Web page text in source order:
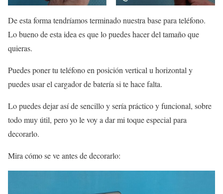
De esta forma tendríamos terminado nuestra base para teléfono.
Lo bueno de esta idea es que lo puedes hacer del tamaño que
quieras.
Puedes poner tu teléfono en posición vertical u horizontal y
puedes usar el cargador de batería si te hace falta.
Lo puedes dejar así de sencillo y sería práctico y funcional, sobre
todo muy útil, pero yo le voy a dar mi toque especial para
decorarlo.
Mira cómo se ve antes de decorarlo: